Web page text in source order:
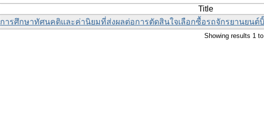
Title
การศึกษาทัศนคติและค่านิยมที่ส่งผลต่อการตัดสินใจเลือกซื้อรถจักรยานยนต์
Showing results 1